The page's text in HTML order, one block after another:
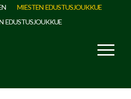
MIESTEN EDUSTUSJOUKKUE
EDUSTUSJOUKKUE